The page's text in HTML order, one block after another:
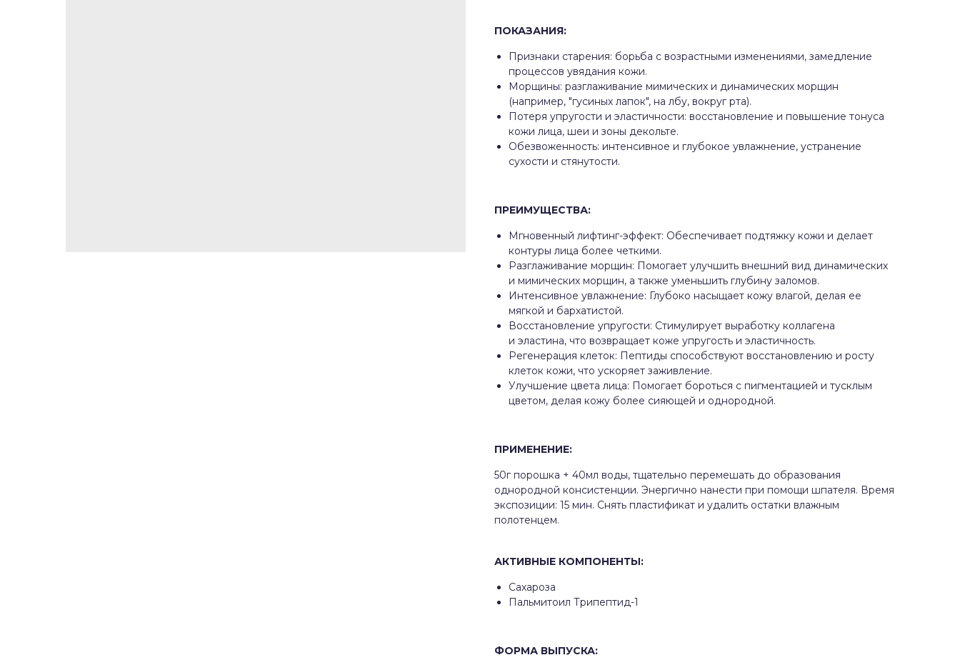
ПОКАЗАНИЯ:
Признаки старения: борьба с возрастными изменениями, замедление
процессов увядания кожи.
Морщины: разглаживание мимических и динамических морщин
(например, "гусиных лапок", на лбу, вокруг рта).
Потеря упругости и эластичности: восстановление и повышение тонуса
кожи лица, шеи и зоны декольте.
Обезвоженность: интенсивное и глубокое увлажнение, устранение
сухости и стянутости.
ПРЕИМУЩЕСТВА:
Мгновенный лифтинг-эффект: Обеспечивает подтяжку кожи и делает
контуры лица более четкими.
Разглаживание морщин: Помогает улучшить внешний вид динамических
и мимических морщин, а также уменьшить глубину заломов.
Интенсивное увлажнение: Глубоко насыщает кожу влагой, делая ее
мягкой и бархатистой.
Восстановление упругости: Стимулирует выработку коллагена
и эластина, что возвращает коже упругость и эластичность.
Регенерация клеток: Пептиды способствуют восстановлению и росту
клеток кожи, что ускоряет заживление.
Улучшение цвета лица: Помогает бороться с пигментацией и тусклым
цветом, делая кожу более сияющей и однородной.
ПРИМЕНЕНИЕ:
50г порошка + 40мл воды, тщательно перемешать до образования
однородной консистенции. Энергично нанести при помощи шпателя. Время
экспозиции: 15 мин. Снять пластификат и удалить остатки влажным
полотенцем.
АКТИВНЫЕ КОМПОНЕНТЫ:
Сахароза
Пальмитоил Трипептид-1
ФОРМА ВЫПУСКА: